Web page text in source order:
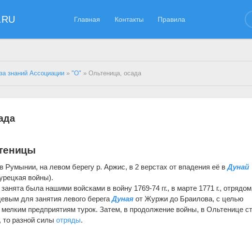
Главная Контакты Правила
знаний Ассоциации »"О" » Ольтеница, осада
на левом берегу р. Аржис, в 2 верстах от впадения её вДунай
войны).
была нашими войсками в войну 1769-74 гг., в марте 1771 г.,
для занятия левого берегаДуная от Журжи до Браилова, с целью
мелким предприятиям турок. Затем, в продолжение войны, в Ольтенице
то разной силыотряды.